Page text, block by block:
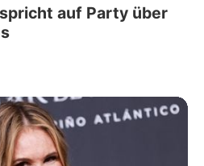
auf Party über